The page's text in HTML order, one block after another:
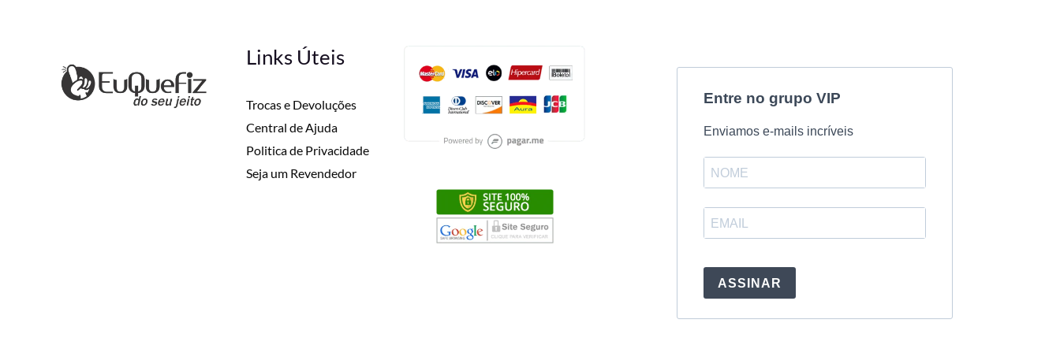
Links Úteis
Trocas e Devoluções
Central de Ajuda
Politica de Privacidade
Seja um Revendedor
Entre no grupo VIP
Enviamos e-mails incríveis
ASSINAR